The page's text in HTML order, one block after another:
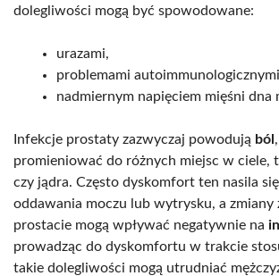
dolegliwości mogą być spowodowane:
urazami,
problemami
nadmiernym napięciem mięśni dna
Infekcje prostaty zazwyczaj powodują ból
promieniować do różnych miejsc w ciele,
czy jądra. Często dyskomfort ten nasila
oddawania moczu lub wytrysku, a zmiany
prostacie mogą wpływać negatywnie na
prowadząc do dyskomfortu w trakcie
takie dolegliwości mogą utrudniać